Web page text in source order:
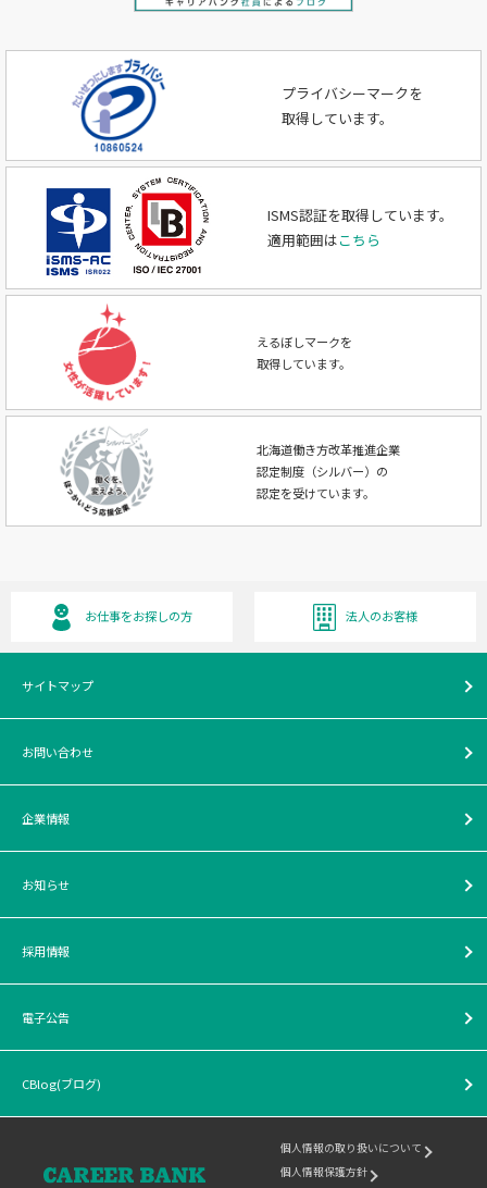
プライバシーマークを
取得しています。
ISMS認証を取得しています。
適用範囲はこちら
えるぼしマークを
取得しています。
北海道働き方改革推進企業
認定制度（シルバー）の
認定を受けています。
お仕事をお探しの方 法人のお客様
サイトマップ
お問い合わせ
企業情報
お知らせ
採用情報
電子公告
CBlog(ブログ)
個人情報の取り扱いについて
個人情報保護方針